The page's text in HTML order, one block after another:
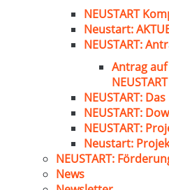
NEUSTART
Neustart:
NEUSTART:
Antrag
NEUSTART:
NEUSTART:
NEUSTART:
Neustart:
NEUSTART:
News